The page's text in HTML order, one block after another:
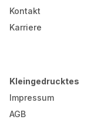
Kontakt
Karriere
Kleingedrucktes
Impressum
AGB